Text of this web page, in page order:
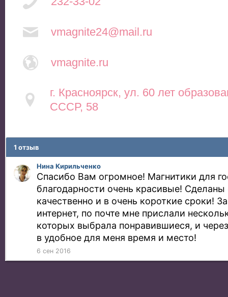
vmagnite24@mail.ru
vmagnite.ru
г. Красноярск, ул. 60 лет
СССР, 58
1 отзыв
Нина Кирильченко
Спасибо Вам огромное! Магнитики для
благодарности очень красивые! Сделаны
качественно и в очень короткие сроки!
интернет, по почте мне прислали
которых выбрала понравившиеся, и
в удобное для меня время и место!
6 сен 2016